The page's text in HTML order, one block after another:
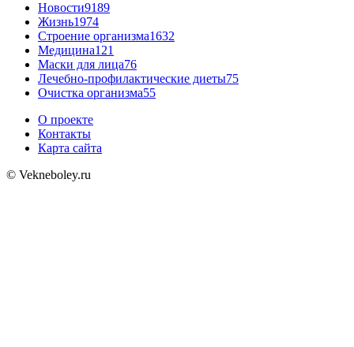
Новости9189
Жизнь1974
Строение организма1632
Медицина121
Маски для лица76
Лечебно-профилактические диеты75
Очистка организма55
О проекте
Контакты
Карта сайта
© Vekneboley.ru